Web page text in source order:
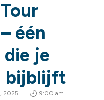
één
je
bijblijft
2025 9:00 am